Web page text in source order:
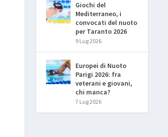
Giochi del
Mediterraneo, i
convocati del nuoto
per Taranto 2026
9 Lug 2026
Europei di Nuoto
Parigi 2026: fra
veterani e giovani,
chi manca?
7 Lug 2026